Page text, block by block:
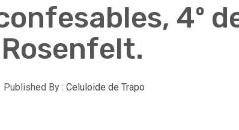
4º
Published By : Celuloide de Trapo